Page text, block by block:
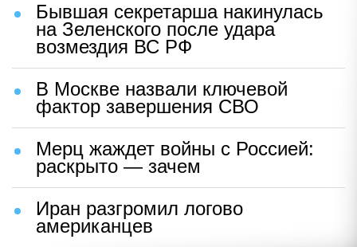
Бывшая секретарша накинулась
на Зеленского после удара
возмездия ВС РФ
В Москве назвали ключевой
фактор завершения СВО
Мерц жаждет войны с Россией:
раскрыто — зачем
Иран разгромил логово
американцев